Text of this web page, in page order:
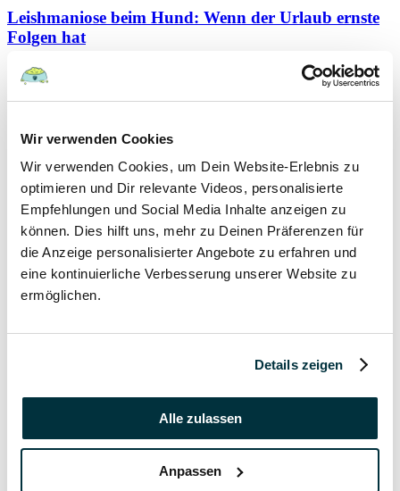
Wir verwenden Cookies
Wir verwenden Cookies, um Dein Website-Erlebnis zu
optimieren und Dir relevante Videos, personalisierte
Empfehlungen und Social Media Inhalte anzeigen zu
können. Dies hilft uns, mehr zu Deinen Präferenzen für
die Anzeige personalisierter Angebote zu erfahren und
eine kontinuierliche Verbesserung unserer Website zu
ermöglichen.
Details zeigen
Alle zulassen
Anpassen
Leishmaniose beim Hund: Wenn der Urlaub ernste
Folgen hat
Hunde
22 August 2022
Hundefutter und Wasser im Urlaub: Worauf sollte
besonders geachtet werden?
Hunde
17 August 2022
Was dürfen Katzen nicht essen?
Katzen
Vitamin B für den Hund: Für was ist es wichtig?
Hunde